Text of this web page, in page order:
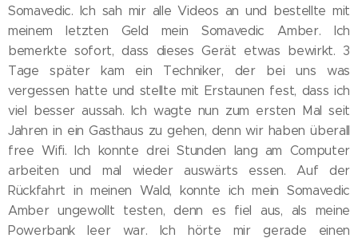
Somavedic. Ich sah mir alle Videos an und bestellte mit
meinem letzten Geld mein Somavedic Amber. Ich
bemerkte sofort, dass dieses Gerät etwas bewirkt. 3
Tage später kam ein Techniker, der bei uns was
vergessen hatte und stellte mit Erstaunen fest, dass ich
viel besser aussah. Ich wagte nun zum ersten Mal seit
Jahren in ein Gasthaus zu gehen, denn wir haben überall
free Wifi. Ich konnte drei Stunden lang am Computer
arbeiten und mal wieder auswärts essen. Auf der
Rückfahrt in meinen Wald, konnte ich mein Somavedic
Amber ungewollt testen, denn es fiel aus, als meine
Powerbank leer war. Ich hörte mir gerade einen